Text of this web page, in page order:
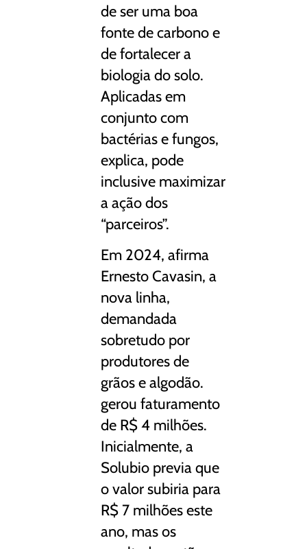
de ser uma boa
fonte de carbono e
de fortalecer a
biologia do solo.
Aplicadas em
conjunto com
bactérias e fungos,
explica, pode
inclusive maximizar
a ação dos
“parceiros”.
Em 2024, afirma
Ernesto Cavasin, a
nova linha,
demandada
sobretudo por
produtores de
grãos e algodão.
gerou faturamento
de R$ 4 milhões.
Inicialmente, a
Solubio previa que
o valor subiria para
R$ 7 milhões este
ano, mas os